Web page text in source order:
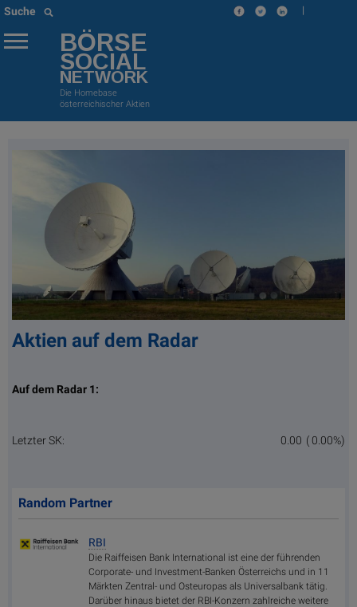
Suche |
BÖRSE
SOCIAL
NETWORK
Die Homebase
österreichischer Aktien
Aktien auf dem Radar
Auf dem Radar 1:
Letzter SK: ( 0.00%)
0.00
Random Partner
RBI
Die Raiffeisen Bank International ist eine der führenden
Corporate- und Investment-Banken Österreichs und in 11
Märkten Zentral- und Osteuropas als Universalbank tätig.
Darüber hinaus bietet der RBI-Konzern zahlreiche weitere